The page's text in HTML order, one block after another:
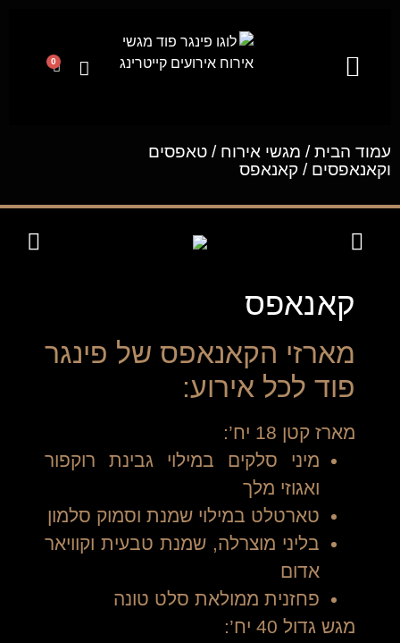
0
עמוד הבית/ מגשי אירוח / טאפסים
וקאנאפסים / קאנאפס
קאנאפס
מארזי הקאנאפס של פינגר
פוד לכל אירוע:
מארז קטן 18 יח’:
מיני סלקים במילוי גבינת רוקפור
ואגוזי מלך
טארטלט במילוי שמנת וסמוק סלמון
בליני מוצרלה, שמנת טבעית וקוויאר
אדום
פחזנית ממולאת סלט טונה
מגש גדול 40 יח’: